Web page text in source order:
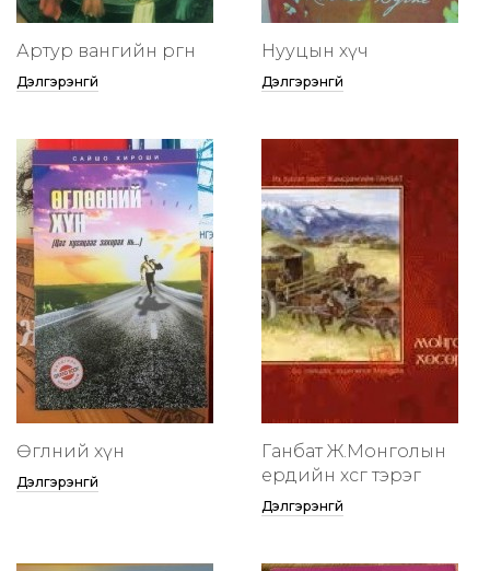
Артур вангийн өргөөнөө
Дэлгэрэнгүй
Нууцын хүч
Дэлгэрэнгүй
Өглөөний хүн
Дэлгэрэнгүй
Ганбат Ж.Монголын
ердийн хөсөг тэрэг
Дэлгэрэнгүй